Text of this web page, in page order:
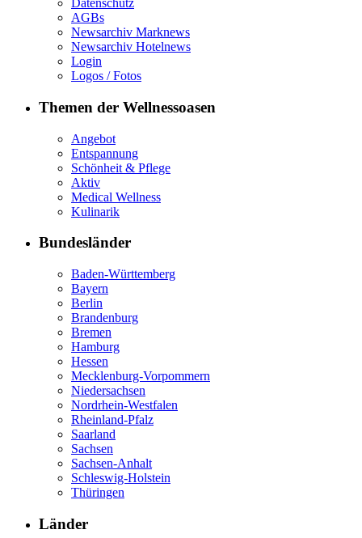
Datenschutz
AGBs
Newsarchiv Marknews
Newsarchiv Hotelnews
Login
Logos / Fotos
Themen der Wellnessoasen
Angebot
Entspannung
Schönheit & Pflege
Aktiv
Medical Wellness
Kulinarik
Bundesländer
Baden-Württemberg
Bayern
Berlin
Brandenburg
Bremen
Hamburg
Hessen
Mecklenburg-Vorpommern
Niedersachsen
Nordrhein-Westfalen
Rheinland-Pfalz
Saarland
Sachsen
Sachsen-Anhalt
Schleswig-Holstein
Thüringen
Länder